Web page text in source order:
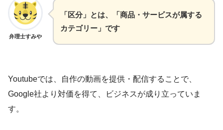
弁理士すみや
「区分」とは、「商品・サービスが属する
カテゴリー」です
Youtubeでは、自作の動画を提供・配信することで、
Google社より対価を得て、ビジネスが成り立っていま
す。